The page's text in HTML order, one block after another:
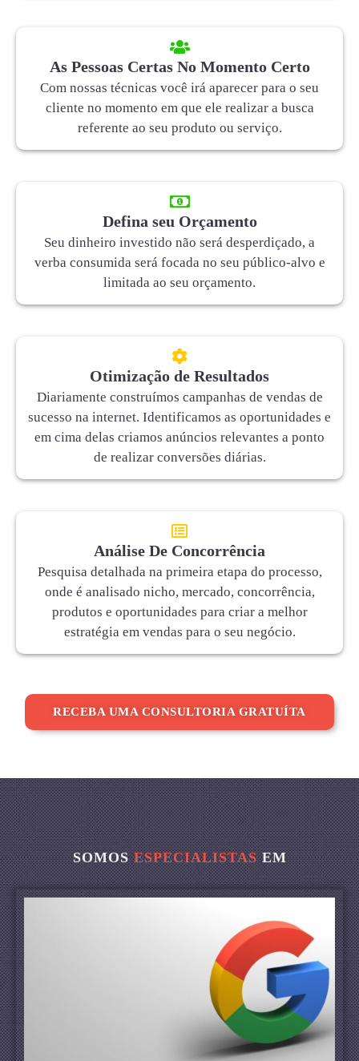
As Pessoas Certas No Momento Certo
Com nossas técnicas você irá aparecer para o seu
cliente no momento em que ele realizar a busca
referente ao seu produto ou serviço.
Defina seu Orçamento
Seu dinheiro investido não será desperdiçado, a
verba consumida será focada no seu público-alvo e
limitada ao seu orçamento.
Otimização de Resultados
Diariamente construímos campanhas de vendas de
sucesso na internet. Identificamos as oportunidades e
em cima delas criamos anúncios relevantes a ponto
de realizar conversões diárias.
Análise De Concorrência
Pesquisa detalhada na primeira etapa do processo,
onde é analisado nicho, mercado, concorrência,
produtos e oportunidades para criar a melhor
estratégia em vendas para o seu negócio.
RECEBA UMA CONSULTORIA GRATUÍTA
SOMOSESPECIALISTASEM